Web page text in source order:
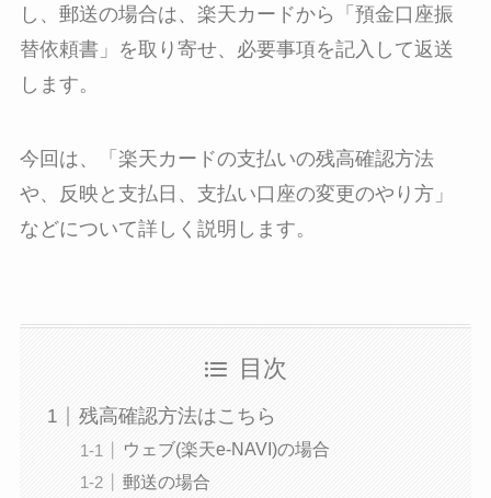
し、郵送の場合は、楽天カードから「預金口座振
替依頼書」を取り寄せ、必要事項を記入して返送
します。
今回は、「楽天カードの支払いの残高確認方法
や、反映と支払日、支払い口座の変更のやり方」
などについて詳しく説明します。
目次
残高確認方法はこちら
ウェブ(楽天e-NAVI)の場合
郵送の場合